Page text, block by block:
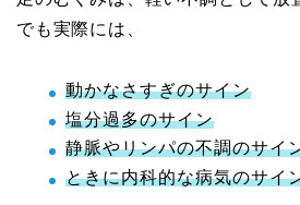
でも実際には、
動かなさすぎのサイン
塩分過多のサイン
静脈やリンパの不調のサイ
ときに内科的な病気のサイ